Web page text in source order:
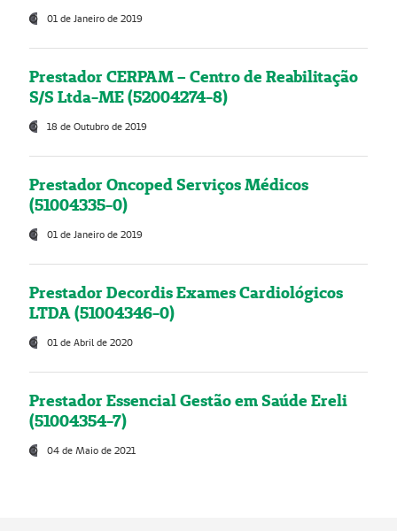
01 de Janeiro de 2019
Prestador CERPAM – Centro de Reabilitação
S/S Ltda-ME (52004274-8)
18 de Outubro de 2019
Prestador Oncoped Serviços Médicos
(51004335-0)
01 de Janeiro de 2019
Prestador Decordis Exames Cardiológicos
LTDA (51004346-0)
01 de Abril de 2020
Prestador Essencial Gestão em Saúde Ereli
(51004354-7)
04 de Maio de 2021